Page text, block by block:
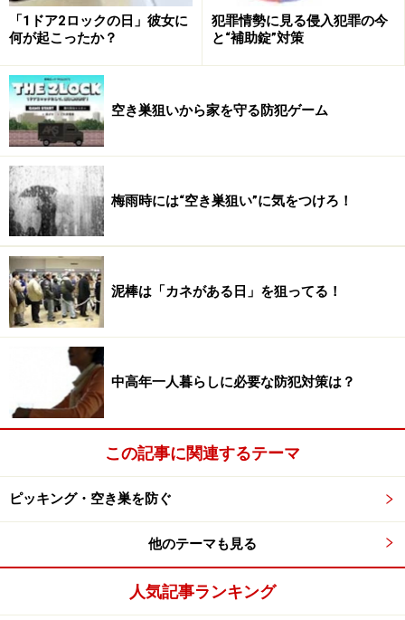
れません。
（この部屋は女が住んでいるな）とバレてしまいます。
やはり予期していない来訪者にはいったん不在を装うこ
とが無難なようです。
→自分を守るコツ／関連ガイド記事
※記事内容は執筆時点のものです。最新の内容をご確認くださ
い。
「1ドア2ロックの日」彼女に
何が起こったか？
犯罪情勢に見る侵入犯罪の今
と“補助錠”対策
空き巣狙いから家を守る防犯ゲーム
梅雨時には“空き巣狙い”に気をつけろ！
泥棒は「カネがある日」を狙ってる！
中高年一人暮らしに必要な防犯対策は？
この記事に関連するテーマ
ピッキング・空き巣を防ぐ
他のテーマも見る
人気記事ランキング